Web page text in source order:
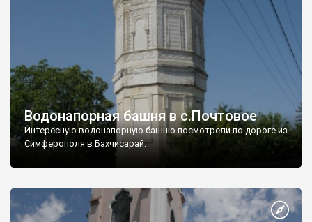
Водонапорная башня в с.Почтовое
Интересную водонапорную башню посмотрели по дороге из
Симферополя в Бахчисарай.